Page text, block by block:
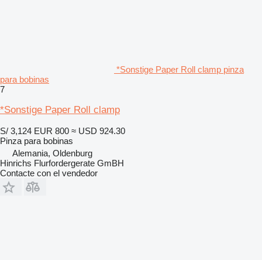
*Sonstige Paper Roll clamp pinza
para bobinas
7
*Sonstige Paper Roll clamp
S/ 3,124 EUR 800 ≈ USD 924.30
Pinza para bobinas
Alemania, Oldenburg
Hinrichs Flurfordergerate GmBH
Contacte con el vendedor